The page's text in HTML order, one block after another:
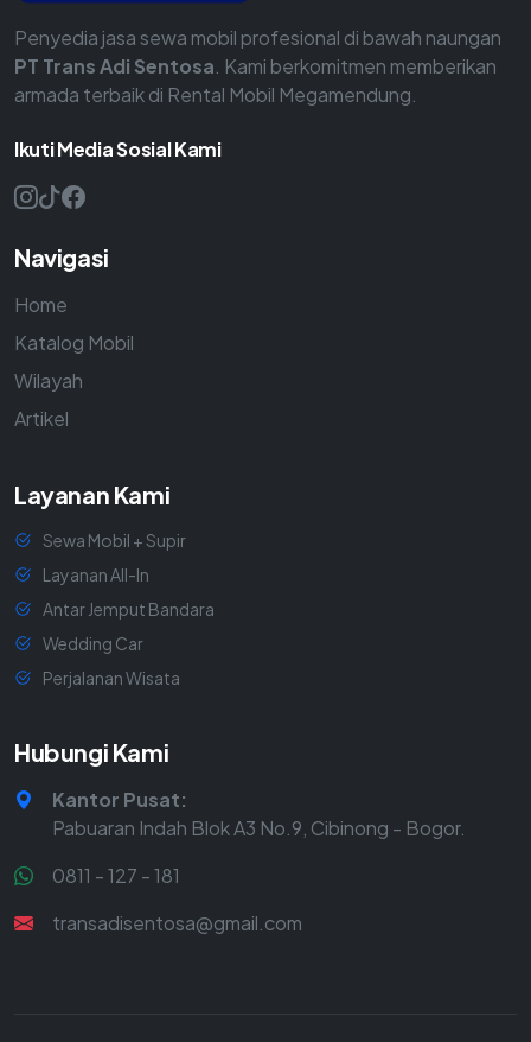
Penyedia jasa sewa mobil profesional di bawah naungan
PT Trans Adi Sentosa . Kami berkomitmen memberikan
armada terbaik di Rental Mobil Megamendung.
Ikuti Media Sosial Kami
Navigasi
Home
Katalog Mobil
Wilayah
Artikel
Layanan Kami
Sewa Mobil + Supir
Layanan All-In
Antar Jemput Bandara
Wedding Car
Perjalanan Wisata
Hubungi Kami
Kantor Pusat:
Pabuaran Indah Blok A3 No.9, Cibinong - Bogor.
0811 - 127 - 181
transadisentosa@gmail.com